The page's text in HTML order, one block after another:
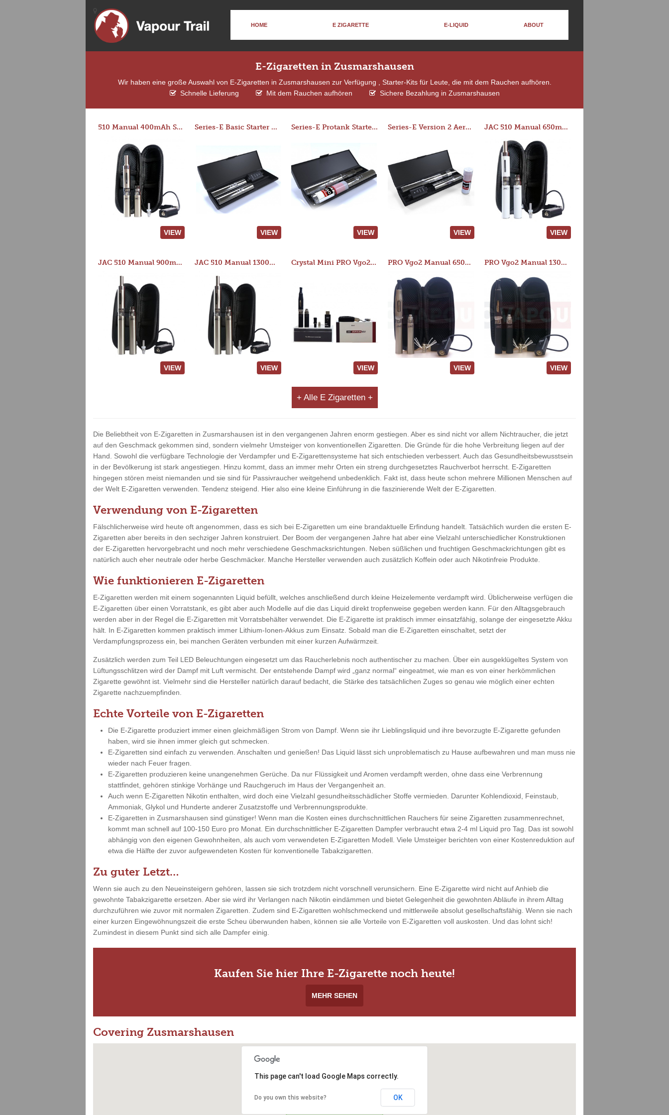
HOME E ZIGARETTE E-LIQUID ABOUT
E-Zigaretten in Zusmarshausen
Wir haben eine große Auswahl von E-Zigaretten in Zusmarshausen zur Verfügung , Starter-Kits für Leute, die mit dem Rauchen aufhören.
Schnelle Lieferung
Mit dem Rauchen aufhören Sichere Bezahlung in Zusmarshausen
510 Manual 400mAh Starter Kit
VIEW
Series-E Basic Starter Kit (No Tank)
VIEW
Series-E Protank Starter Kit
VIEW
Series-E Version 2 Aero Tank Starter Kit
VIEW
JAC 510 Manual 650mAh Starter Kit
VIEW
JAC 510 Manual 900mAh Starter Kit
VIEW
JAC 510 Manual 1300mAh Starter Kit
VIEW
Crystal Mini PRO Vgo2 Manual 400mAh Kit
VIEW
PRO Vgo2 Manual 650mAh Kit
VIEW
PRO Vgo2 Manual 1300mAh Kit
VIEW
+ Alle E Zigaretten +
Die Beliebtheit von E-Zigaretten in Zusmarshausen ist in den vergangenen Jahren enorm gestiegen. Aber es sind nicht vor allem Nichtraucher, die jetzt
auf den Geschmack gekommen sind, sondern vielmehr Umsteiger von konventionellen Zigaretten. Die Gründe für die hohe Verbreitung liegen auf der
Hand. Sowohl die verfügbare Technologie der Verdampfer und E-Zigarettensysteme hat sich entschieden verbessert. Auch das Gesundheitsbewusstsein
in der Bevölkerung ist stark angestiegen. Hinzu kommt, dass an immer mehr Orten ein streng durchgesetztes Rauchverbot herrscht. E-Zigaretten
hingegen stören meist niemanden und sie sind für Passivraucher weitgehend unbedenklich. Fakt ist, dass heute schon mehrere Millionen Menschen auf
der Welt E-Zigaretten verwenden. Tendenz steigend. Hier also eine kleine Einführung in die faszinierende Welt der E-Zigaretten.
Verwendung von E-Zigaretten
Fälschlicherweise wird heute oft angenommen, dass es sich bei E-Zigaretten um eine brandaktuelle Erfindung handelt. Tatsächlich wurden die ersten E-
Zigaretten aber bereits in den sechziger Jahren konstruiert. Der Boom der vergangenen Jahre hat aber eine Vielzahl unterschiedlicher Konstruktionen
der E-Zigaretten hervorgebracht und noch mehr verschiedene Geschmacksrichtungen. Neben süßlichen und fruchtigen Geschmackrichtungen gibt es
natürlich auch eher neutrale oder herbe Geschmäcker. Manche Hersteller verwenden auch zusätzlich Koffein oder auch Nikotinfreie Produkte.
Wie funktionieren E-Zigaretten
E-Zigaretten werden mit einem sogenannten Liquid befüllt, welches anschließend durch kleine Heizelemente verdampft wird. Üblicherweise verfügen die
E-Zigaretten über einen Vorratstank, es gibt aber auch Modelle auf die das Liquid direkt tropfenweise gegeben werden kann. Für den Alltagsgebrauch
werden aber in der Regel die E-Zigaretten mit Vorratsbehälter verwendet. Die E-Zigarette ist praktisch immer einsatzfähig, solange der eingesetzte Akku
hält. In E-Zigaretten kommen praktisch immer Lithium-Ionen-Akkus zum Einsatz. Sobald man die E-Zigaretten einschaltet, setzt der
Verdampfungsprozess ein, bei manchen Geräten verbunden mit einer kurzen Aufwärmzeit.
Zusätzlich werden zum Teil LED Beleuchtungen eingesetzt um das Raucherlebnis noch authentischer zu machen. Über ein ausgeklügeltes System von
Lüftungsschlitzen wird der Dampf mit Luft vermischt. Der entstehende Dampf wird „ganz normal“ eingeatmet, wie man es von einer herkömmlichen
Zigarette gewöhnt ist. Vielmehr sind die Hersteller natürlich darauf bedacht, die Stärke des tatsächlichen Zuges so genau wie möglich einer echten
Zigarette nachzuempfinden.
Echte Vorteile von E-Zigaretten
Die E-Zigarette produziert immer einen gleichmäßigen Strom von Dampf. Wenn sie ihr Lieblingsliquid und ihre bevorzugte E-Zigarette gefunden
haben, wird sie ihnen immer gleich gut schmecken.
E-Zigaretten sind einfach zu verwenden. Anschalten und genießen! Das Liquid lässt sich unproblematisch zu Hause aufbewahren und man muss nie
wieder nach Feuer fragen.
E-Zigaretten produzieren keine unangenehmen Gerüche. Da nur Flüssigkeit und Aromen verdampft werden, ohne dass eine Verbrennung
stattfindet, gehören stinkige Vorhänge und Rauchgeruch im Haus der Vergangenheit an.
Auch wenn E-Zigaretten Nikotin enthalten, wird doch eine Vielzahl gesundheitsschädlicher Stoffe vermieden. Darunter Kohlendioxid, Feinstaub,
Ammoniak, Glykol und Hunderte anderer Zusatzstoffe und Verbrennungsprodukte.
E-Zigaretten in Zusmarshausen sind günstiger! Wenn man die Kosten eines durchschnittlichen Rauchers für seine Zigaretten zusammenrechnet,
kommt man schnell auf 100-150 Euro pro Monat. Ein durchschnittlicher E-Zigaretten Dampfer verbraucht etwa 2-4 ml Liquid pro Tag. Das ist sowohl
abhängig von den eigenen Gewohnheiten, als auch vom verwendeten E-Zigaretten Modell. Viele Umsteiger berichten von einer Kostenreduktion auf
etwa die Hälfte der zuvor aufgewendeten Kosten für konventionelle Tabakzigaretten.
Zu guter Letzt…
Wenn sie auch zu den Neueinsteigern gehören, lassen sie sich trotzdem nicht vorschnell verunsichern. Eine E-Zigarette wird nicht auf Anhieb die
gewohnte Tabakzigarette ersetzen. Aber sie wird ihr Verlangen nach Nikotin eindämmen und bietet Gelegenheit die gewohnten Abläufe in ihrem Alltag
durchzuführen wie zuvor mit normalen Zigaretten. Zudem sind E-Zigaretten wohlschmeckend und mittlerweile absolut gesellschaftsfähig. Wenn sie nach
einer kurzen Eingewöhnungszeit die erste Scheu überwunden haben, können sie alle Vorteile von E-Zigaretten voll auskosten. Und das lohnt sich!
Zumindest in diesem Punkt sind sich alle Dampfer einig.
Kaufen Sie hier Ihre E-Zigarette noch heute!
MEHR SEHEN
Covering Zusmarshausen
This page can't load Google Maps correctly.
Do you own this website? OK